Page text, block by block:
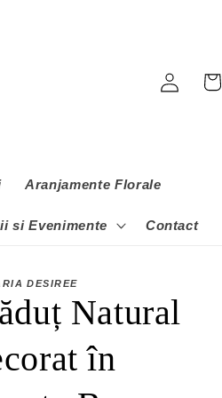
Aranjamente Florale
si Evenimente Contact
Conectați-
Coș
DESIREE
Natural
în